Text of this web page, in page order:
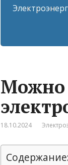
Можно
18.10.2024